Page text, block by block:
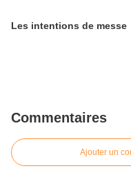
Les intentions de messe
Commentaires
Ajouter un